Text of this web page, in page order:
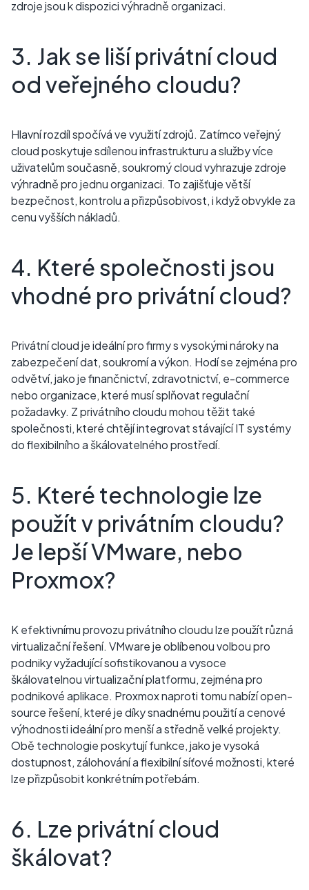
zdroje jsou k dispozici výhradně organizaci.
3. Jak se liší privátní cloud
od veřejného cloudu?
Hlavní rozdíl spočívá ve využití zdrojů. Zatímco veřejný
cloud poskytuje sdílenou infrastrukturu a služby více
uživatelům současně, soukromý cloud vyhrazuje zdroje
výhradně pro jednu organizaci. To zajišťuje větší
bezpečnost, kontrolu a přizpůsobivost, i když obvykle za
cenu vyšších nákladů.
4. Které společnosti jsou
vhodné pro privátní cloud?
Privátní cloud je ideální pro firmy s vysokými nároky na
zabezpečení dat, soukromí a výkon. Hodí se zejména pro
odvětví, jako je finančnictví, zdravotnictví, e-commerce
nebo organizace, které musí splňovat regulační
požadavky. Z privátního cloudu mohou těžit také
společnosti, které chtějí integrovat stávající IT systémy
do flexibilního a škálovatelného prostředí.
5. Které technologie lze
použít v privátním cloudu?
Je lepší VMware, nebo
Proxmox?
K efektivnímu provozu privátního cloudu lze použít různá
virtualizační řešení. VMware je oblíbenou volbou pro
podniky vyžadující sofistikovanou a vysoce
škálovatelnou virtualizační platformu, zejména pro
podnikové aplikace. Proxmox naproti tomu nabízí open-
source řešení, které je díky snadnému použití a cenové
výhodnosti ideální pro menší a středně velké projekty.
Obě technologie poskytují funkce, jako je vysoká
dostupnost, zálohování a flexibilní síťové možnosti, které
lze přizpůsobit konkrétním potřebám.
6. Lze privátní cloud
škálovat?